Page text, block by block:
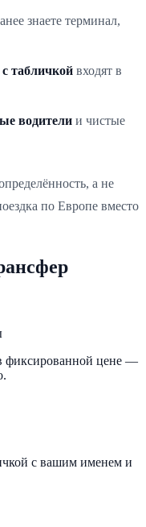
знаете терминал,
табличкой входят в
водители и чистые
а не
по Европе вместо
фиксированной цене —
с вашим именем и